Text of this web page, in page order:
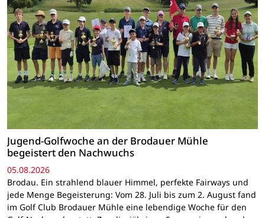
Jugend-Golfwoche an der Brodauer Mühle
begeistert den Nachwuchs
05.08.2026
Brodau. Ein strahlend blauer Himmel, perfekte Fairways und
jede Menge Begeisterung: Vom 28. Juli bis zum 2. August fand
im Golf Club Brodauer Mühle eine lebendige Woche für den